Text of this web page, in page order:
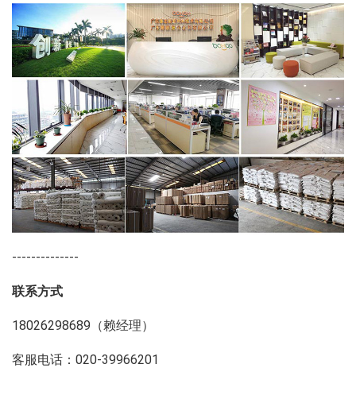
--------------
联系方式
18026298689（赖经理）
客服电话：020-39966201